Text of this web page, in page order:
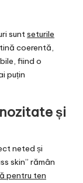
suntseturile
coerentă,
fiind o
puțin
și
neted și
skin” rămân
pentru ten